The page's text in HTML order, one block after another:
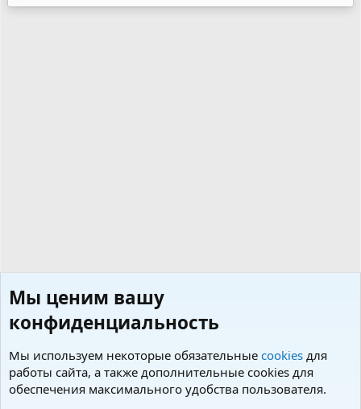
Теги
Мы ценим вашу
конфиденциальность
Мы используем некоторые обязательные cookies для
работы сайта, а также дополнительные cookies для
обеспечения максимального удобства пользователя.